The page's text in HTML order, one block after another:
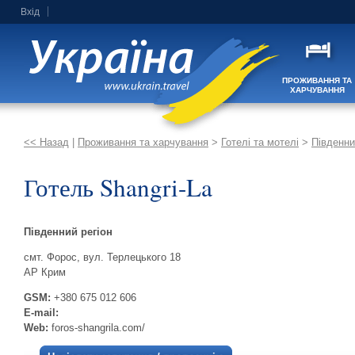
Вхід
ПРОЖИВАННЯ ТА
ХАРЧУВАННЯ
<< Назад Проживання та харчування > Готелі та мотелі >
Готель Shangri-La
Південний регіон
смт. Форос, вул. Терлецького 18
АР Крим
GSM: +380 675 012 606
E-mail:
Web: foros-shangrila.com/